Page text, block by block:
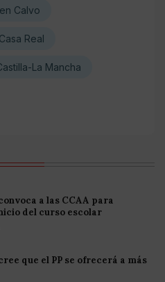
Calvo
Real
La Mancha
a las CCAA para
del curso escolar
que el PP se ofrecerá a más